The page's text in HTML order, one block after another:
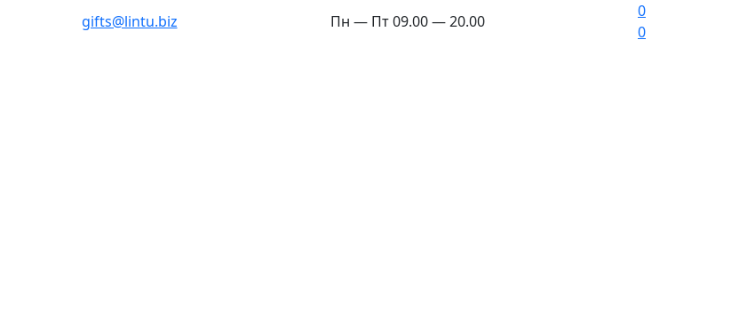
gifts@lintu.biz Пн — Пт 09.00 — 20.00
0
0